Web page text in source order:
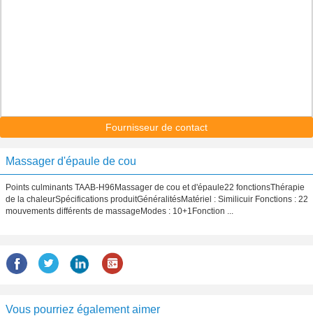
Fournisseur de contact
Massager d'épaule de cou
Points culminants TAAB-H96Massager de cou et d'épaule22 fonctionsThérapie
de la chaleurSpécifications produitGénéralitésMatériel : Similicuir Fonctions : 22
mouvements différents de massageModes : 10+1Fonction ...
Vous pourriez également aimer